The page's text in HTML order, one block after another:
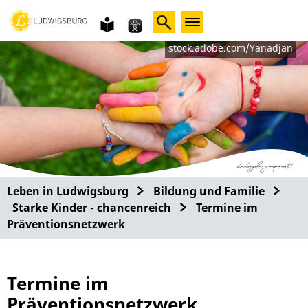
Gebärdensprache
leichte
Sprachestock.adobe.com/Yanadjan
Leben in Ludwigsburg
Bildung und Familie
Starke Kinder - chancenreich
Termine im
Präventionsnetzwerk
Termine im